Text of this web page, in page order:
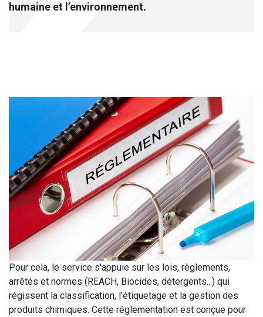
humaine et l’environnement.
Pour cela, le service s'appuie sur les lois, règlements,
arrêtés et normes (REACH, Biocides, détergents...) qui
régissent la classification, l'étiquetage et la gestion des
produits chimiques. Cette réglementation est conçue pour